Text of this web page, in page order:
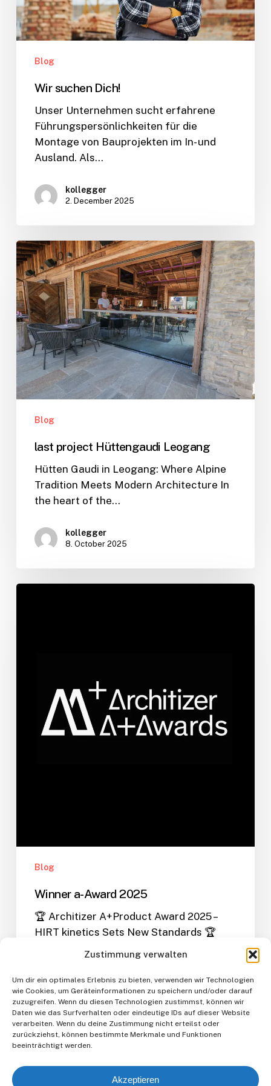
Zustimmung verwalten
Um dir ein optimales Erlebnis zu bieten, verwenden wir Technologien
wie Cookies, um Geräteinformationen zu speichern und/oder darauf
zuzugreifen. Wenn du diesen Technologien zustimmst, können wir
Daten wie das Surfverhalten oder eindeutige IDs auf dieser Website
verarbeiten. Wenn du deine Zustimmung nicht erteilst oder
zurückziehst, können bestimmte Merkmale und Funktionen
beeinträchtigt werden.
Akzeptieren
Blog
Wir suchen Dich!
Unser Unternehmen sucht erfahrene
Führungspersönlichkeiten für die
Montage von Bauprojekten im In- und
Ausland. Als…
kollegger
2. December 2025
last
project
Hüttengaudi
Leogang
Blog
last project Hüttengaudi Leogang
Hütten Gaudi in Leogang: Where Alpine
Tradition Meets Modern Architecture In
the heart of the…
kollegger
8. October 2025
Blog
Winner a-Award 2025
🏆 Architizer A+Product Award 2025 –
HIRT kinetics Sets New Standards 🏆
kollegger
2. September 2025